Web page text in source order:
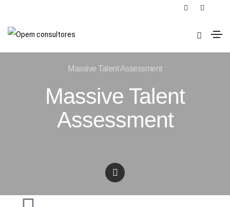
Massive Talent Assessment
Massive Talent
Assessment